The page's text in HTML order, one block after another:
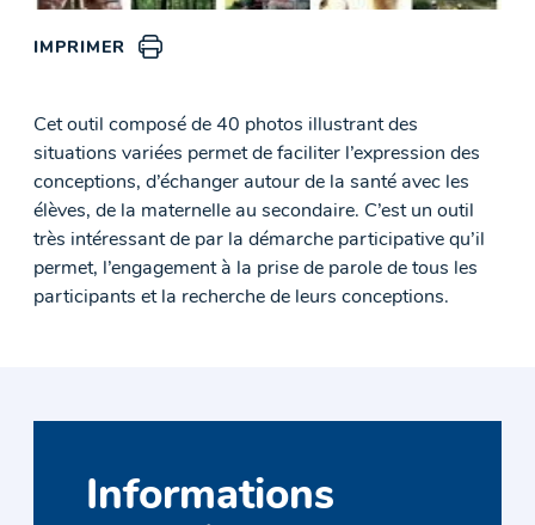
IMPRIMER
Cet outil composé de 40 photos illustrant des
situations variées permet de faciliter l’expression des
conceptions, d’échanger autour de la santé avec les
élèves, de la maternelle au secondaire. C’est un outil
très intéressant de par la démarche participative qu’il
permet, l’engagement à la prise de parole de tous les
participants et la recherche de leurs conceptions.
Informations